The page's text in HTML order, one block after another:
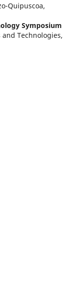
Quipuscoa,
Symposium
Technologies,